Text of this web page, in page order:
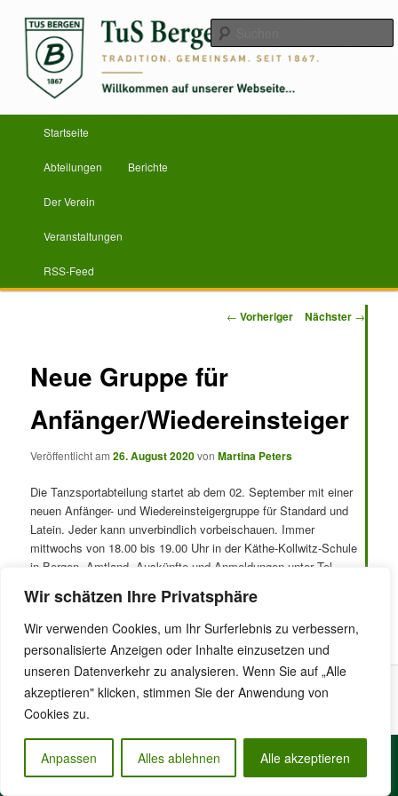
Wir schätzen Ihre Privatsphäre
Wir verwenden Cookies, um Ihr Surferlebnis zu verbessern,
personalisierte Anzeigen oder Inhalte einzusetzen und
unseren Datenverkehr zu analysieren. Wenn Sie auf „Alle
akzeptieren" klicken, stimmen Sie der Anwendung von
Cookies zu.
Anpassen Alles ablehnen Alle akzeptieren
primären
Inhalt
springenTuS Bergen von 1867 e.V.
Startseite
Abteilungen Berichte
Der Verein
Veranstaltungen
RSS-Feed
Beitragsnavigation
← Vorheriger Nächster →
Neue Gruppe für
Anfänger/Wiedereinsteiger
Veröffentlicht am26. August 2020vonMartina Peters
Die Tanzsportabteilung startet ab dem 02. September mit einer
neuen Anfänger- und Wiedereinsteigergruppe für Standard und
Latein. Jeder kann unverbindlich vorbeischauen. Immer
mittwochs von 18.00 bis 19.00 Uhr in der Käthe-Kollwitz-Schule
in Bergen, Amtland. Auskünfte und Anmeldungen unter Tel.
Dieser Eintrag wurde von Martina Peters unter Allgemein,
Tanzsportveröffentlicht. Setze ein Lesezeichen für denPermalink.
Stolz präsentiert von WordPress